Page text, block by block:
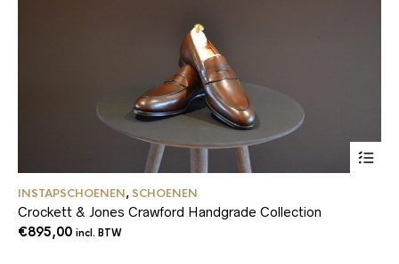
INSTAPSCHOENEN, SCHOENEN
Crockett & Jones Crawford Handgrade Collection
€895,00 incl. BTW